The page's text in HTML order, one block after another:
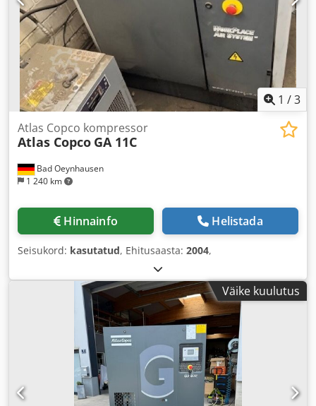
1 /3
Bad Oeynhausen
1 240 km
Atlas Copco kompressor
Atlas Copco GA 11C
Hinnainfo Helistada
Seisukord: kasutatud, Ehitusaasta: 2004,
Väike kuulutus